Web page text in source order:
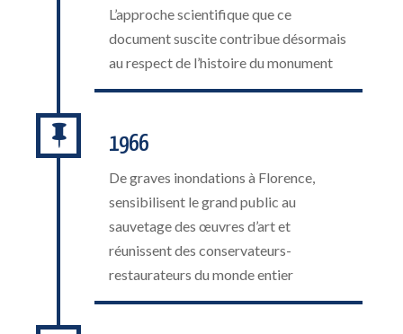
L’approche scientifique que ce
document suscite contribue désormais
au respect de l’histoire du monument
 1966
De graves inondations à Florence,
sensibilisent le grand public au
sauvetage des œuvres d’art et
réunissent des conservateurs-
restaurateurs du monde entier